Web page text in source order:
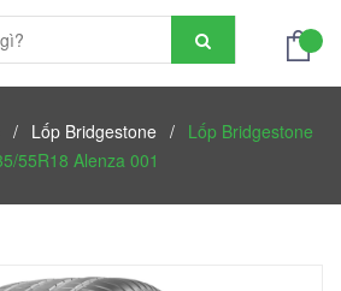
/ Lốp Bridgestone / Lốp Bridgestone
55R18 Alenza 001